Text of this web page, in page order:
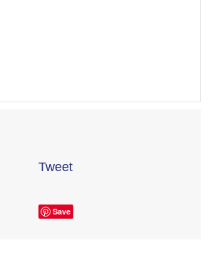
Tweet
Save